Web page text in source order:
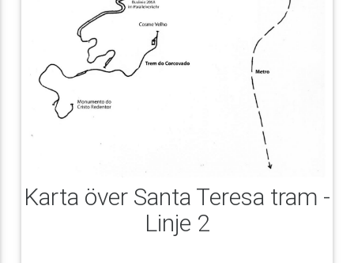
Karta över Santa Teresa tram -
Linje 2